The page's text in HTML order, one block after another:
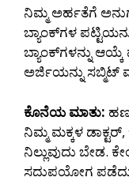
ನಿಮ್ಮ ಅರ್ಹತೆಗೆ
ಬ್ಯಾಂಕ್‌ಗಳ
ಬ್ಯಾಂಕ್‌ಗಳನ್ನು
ಅರ್ಜಿಯನ್ನು ಸಬ್ಮಿಟ್
ಕೊನೆಯ ಮಾತು:
ನಿಮ್ಮ ಮಕ್ಕಳ
ನಿಲ್ಲುವುದು ಬೇಡ.
ಸದುಪಯೋಗ